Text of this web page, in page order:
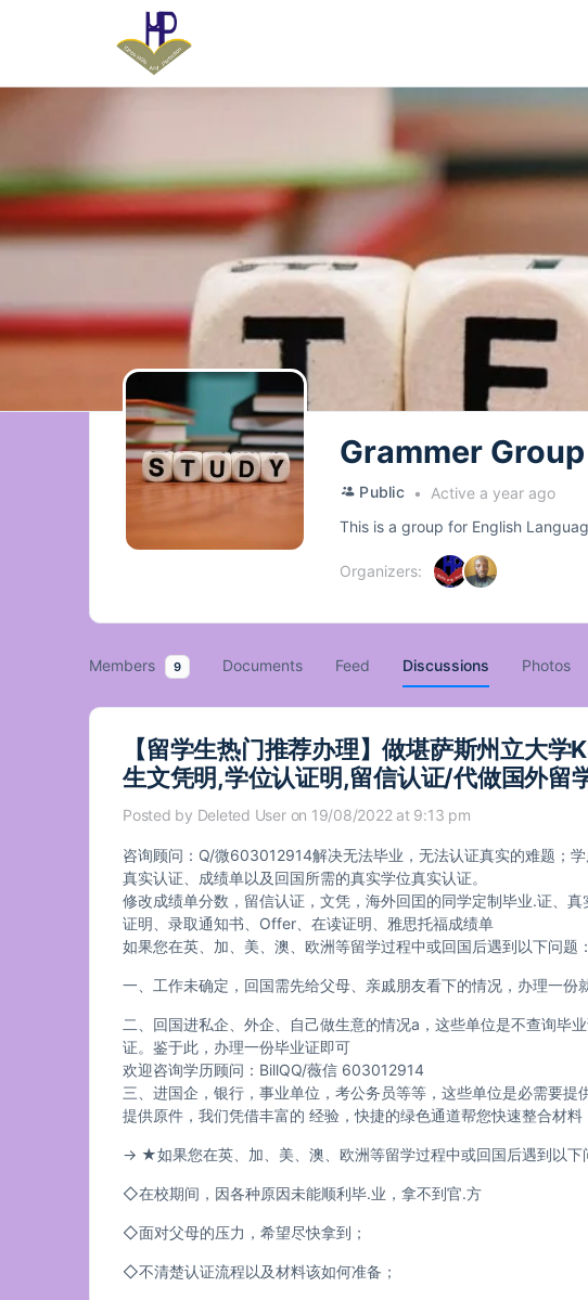
Grammer Group
Public
Active a year ago
This is a group for English
Organizers:
Members 9 Documents Feed Discussions Photos
【留学生热门推荐办理】做堪萨斯州立大
生文凭明,学位认证明,留信认证/代做国外留
Posted by Deleted User on 19/08/2022 at 9:13 pm
咨询顾问：Q/微603012914解决无法毕业，无法认证真实的难题；
真实认证、成绩单以及回国所需的真实学位真实认证。
修改成绩单分数，留信认证，文凭，海外回囯的同学定制毕业.证、
证明、录取通知书、Offer、在读证明、雅思托福成绩单
如果您在英、加、美、澳、欧洲等留学过程中或回国后遇到以下问题：
一、工作未确定，回国需先给父母、亲戚朋友看下的情况，办理一份
二、回国进私企、外企、自己做生意的情况a，这些单位是不查询毕
证。鉴于此，办理一份毕业证即可
欢迎咨询学历顾问：BillQQ/薇信 603012914
三、进国企，银行，事业单位，考公务员等等，这些单位是必需要
提供原件，我们凭借丰富的 经验，快捷的绿色通道帮您快速整合材料
→ ★如果您在英、加、美、澳、欧洲等留学过程中或回国后遇到以下
◇在校期间，因各种原因未能顺利毕.业，拿不到官.方
◇面对父母的压力，希望尽快拿到；
◇不清楚认证流程以及材料该如何准备；